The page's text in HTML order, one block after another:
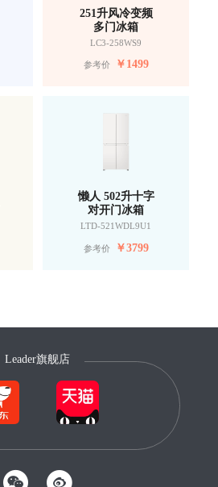
251升风冷变频
多门冰箱
LC3-258WS9
参考价 ￥1499
懒人 502升十字
对开门冰箱
LTD-521WDL9U1
参考价 ￥3799
Leader旗舰店